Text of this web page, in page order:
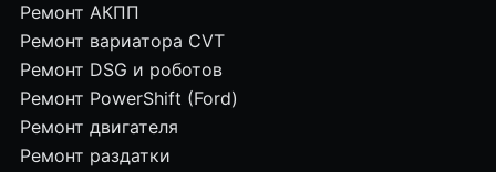
Ремонт АКПП
Ремонт вариатора CVT
Ремонт DSG и роботов
Ремонт PowerShift (Ford)
Ремонт двигателя
Ремонт раздатки